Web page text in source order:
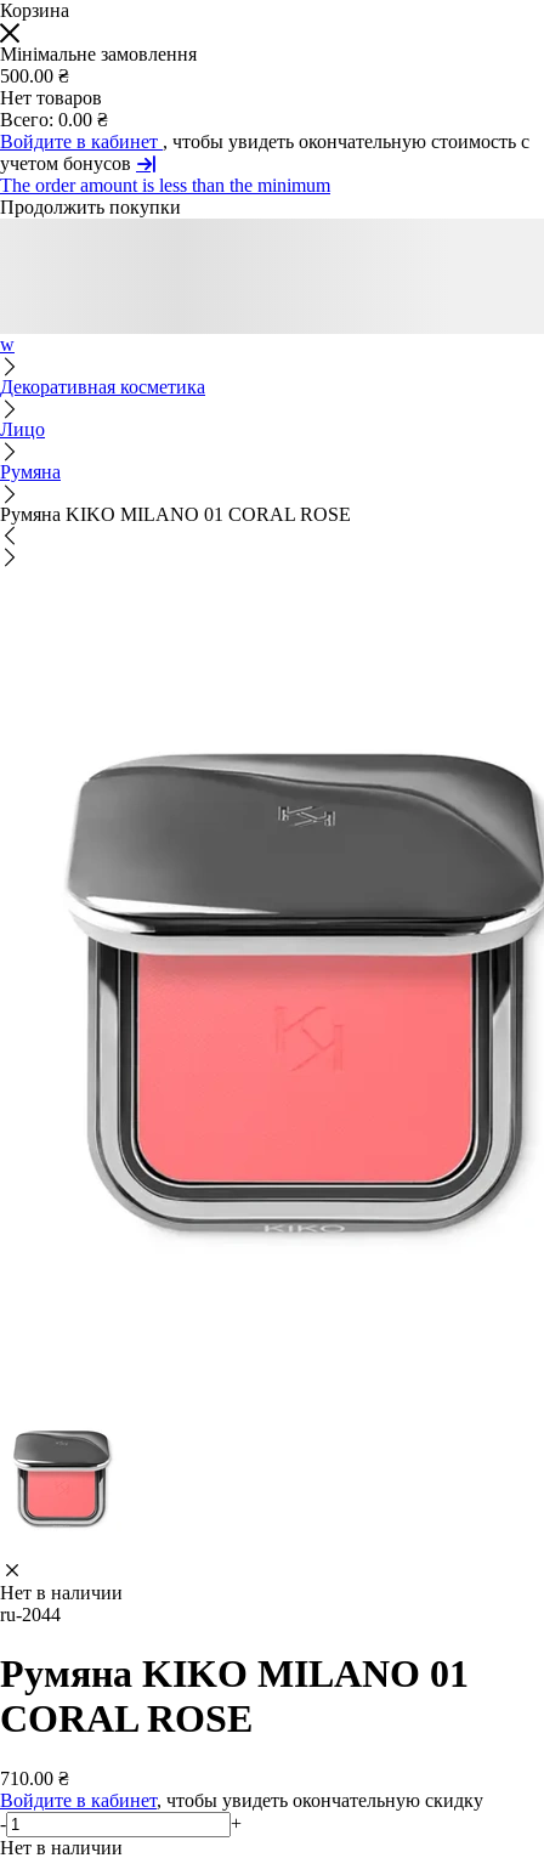
Корзина
Мінімальне замовлення
500.00 ₴
Нет товаров
Всего: 0.00 ₴
Войдите в кабинет , чтобы увидеть окончательную стоимость с
учетом бонусов
The order amount is less than the minimum
Продолжить покупки
w
Декоративная косметика
Лицо
Румяна
Румяна KIKO MILANO 01 CORAL ROSE
Нет в наличии
ru-2044
Румяна KIKO MILANO 01
CORAL ROSE
710.00 ₴
Войдите в кабинет, чтобы увидеть окончательную скидку
-
+
Нет в наличии